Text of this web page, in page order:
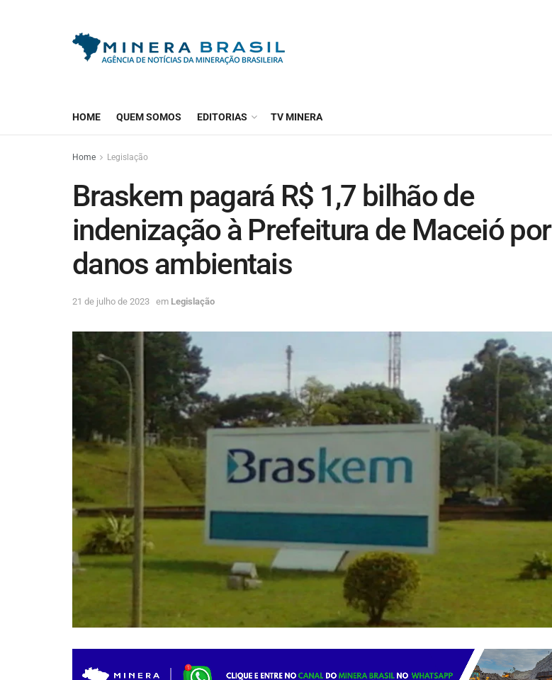
HOME QUEM SOMOS EDITORIAS TV MINERA
Home Legislação
Braskem pagará R$ 1,7 bilhão de
indenização à Prefeitura de Maceió por
danos ambientais
21 de julho de 2023 em Legislação